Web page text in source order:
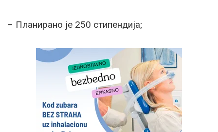
– Планирано је 250 стипендија;